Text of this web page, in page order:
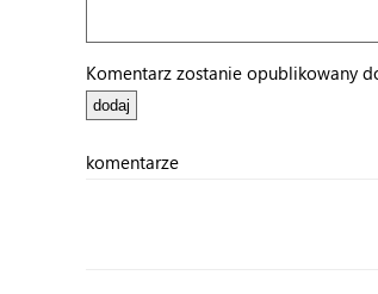
Komentarz zostanie opublikowany
komentarze